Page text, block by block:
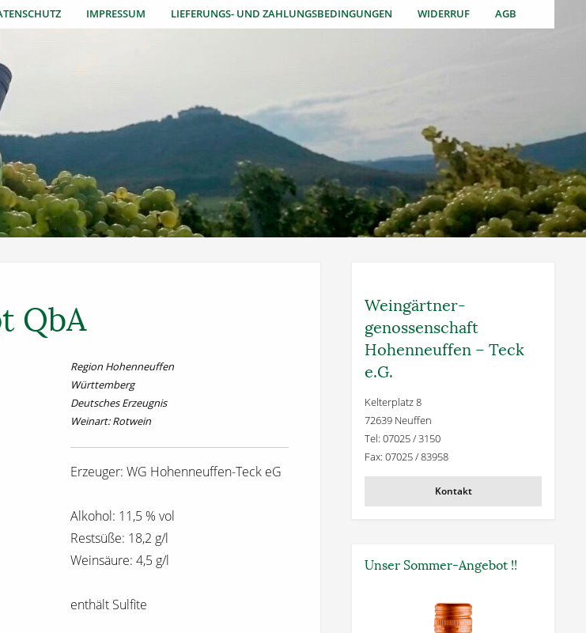
IMPRESSUM LIEFERUNGS- UND ZAHLUNGSBEDINGUNGEN WIDERRUF AGB
QbA
Region Hohenneuffen
Württemberg
Deutsches Erzeugnis
Weinart: Rotwein
Erzeuger: WG Hohenneuffen-Teck eG
Alkohol: 11,5 % vol
Restsüße: 18,2 g/l
Weinsäure: 4,5 g/l
enthält Sulfite
Weingärtner­
genossenschaft
Hohenneuffen – Teck
e.G.
Kelterplatz 8
72639 Neuffen
Tel: 07025 / 3150
Fax: 07025 / 83958
Kontakt
Unser Sommer-Angebot !!